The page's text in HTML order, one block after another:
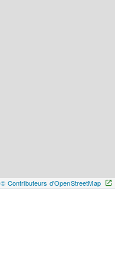
© Contributeurs d'OpenStreetMap